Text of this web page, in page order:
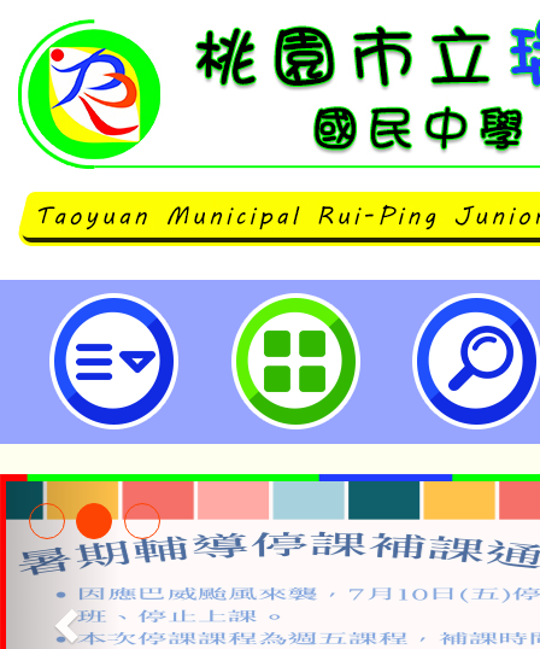
neilrpjhstyc網站設計者：徐嘉